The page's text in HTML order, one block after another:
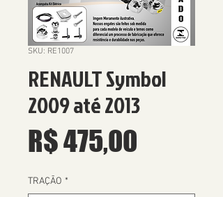
SKU: RE1007
RENAULT Symbol
2009 até 2013
R$ 475,00
TRAÇÃO *